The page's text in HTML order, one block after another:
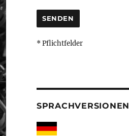
* Pflichtfelder
SPRACHVERSIONEN